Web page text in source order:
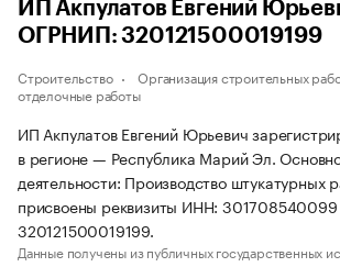
ИП Акпулатов Евгений
ОГРНИП: 320121500019199
Строительство Организация строительных
отделочные работы
ИП Акпулатов Евгений Юрьевич
в регионе — Республика Марий Эл.
деятельности: Производство штукатурных
присвоены реквизиты ИНН:
320121500019199.
Данные получены из публичных государственных